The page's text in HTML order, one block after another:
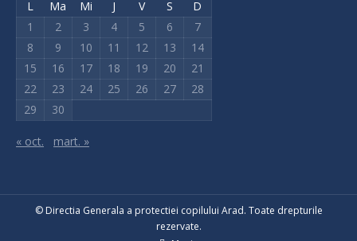
L
Ma Mi J V S
D
1
2 3 4 5 6
7
8
9 10 11 12 13
14
15
16 17 18 19 20
21
22
23 24 25 26 27
28
29
30
« oct. mart. »
© Directia Generala a protectiei copilului Arad. Toate drepturile
rezervate.